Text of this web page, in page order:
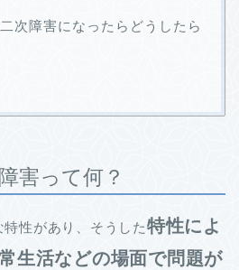
次障害になったらどうしたら
害って何？
性があり、そうした特性によ
生活などの場面で問題が